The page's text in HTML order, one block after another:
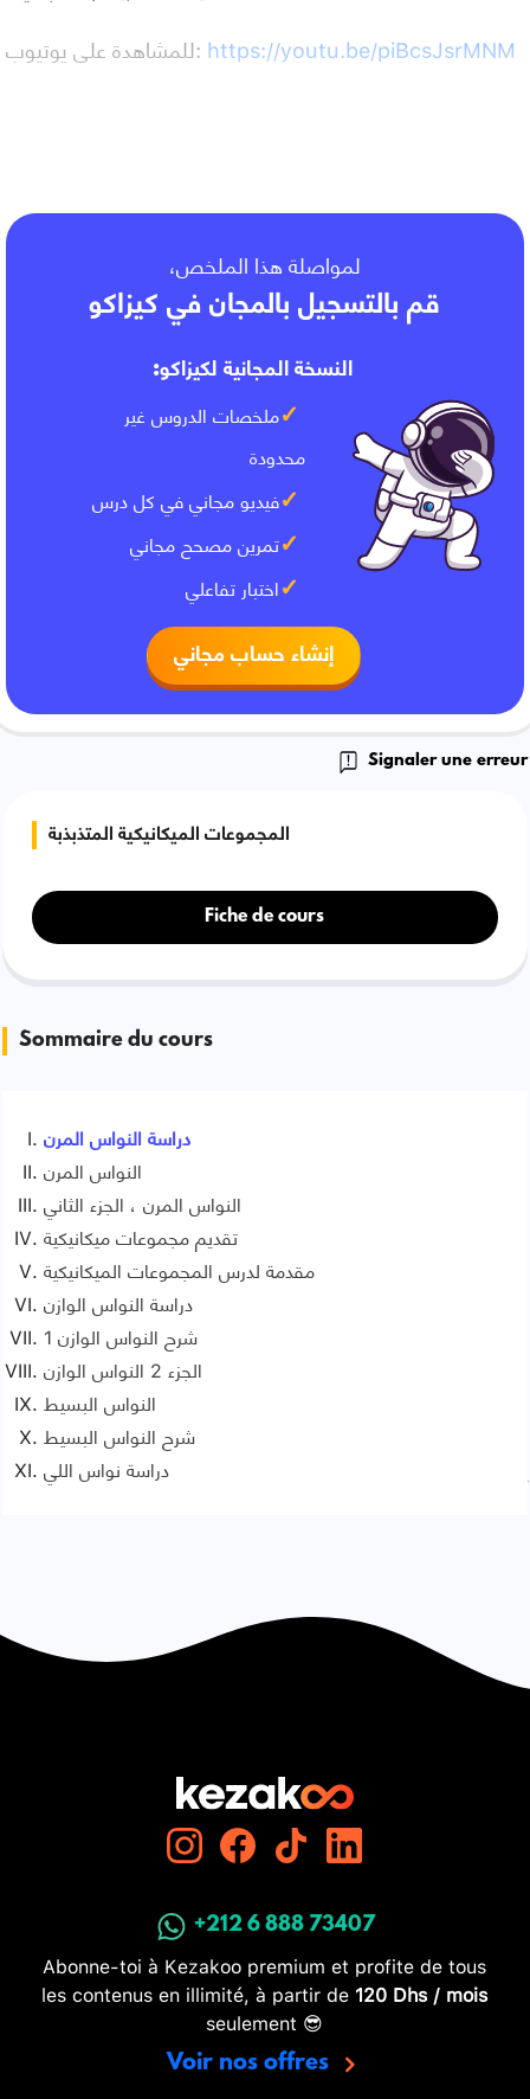
للمشاهدة على يوتيوب: https://youtu.be/piBcsJsrMNM
لمواصلة هذا الملخص،
قم بالتسجيل بالمجان في كيزاكو
النسخة المجانية لكيزاكو:
ملخصات الدروس غير
محدودة
فيديو مجاني في كل درس
تمرين مصحح مجاني
اختبار تفاعلي
إنشاء حساب مجاني
Signaler une erreur
المجموعات الميكانيكية المتذبذبة
Fiche de cours
Sommaire du cours
دراسة النواس المرن
النواس المرن
النواس المرن ، الجزء الثاني
تقديم مجموعات ميكانيكية
مقدمة لدرس المجموعات الميكانيكية
دراسة النواس الوازن
1 شرح النواس الوازن
الجزء 2 النواس الوازن
النواس البسيط
شرح النواس البسيط
دراسة نواس اللي
+212 6 888 73407
Abonne-toi à Kezakoo premium et profite de tous
les contenus en illimité, à partir de 120 Dhs / mois
seulement 😎
Voir nos offres